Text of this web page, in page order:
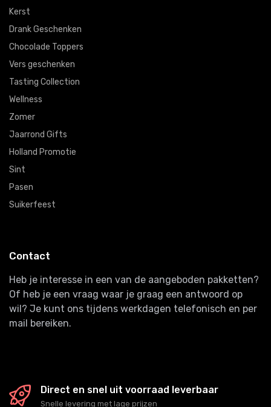
Kerst
Drank Geschenken
Chocolade Toppers
Vers geschenken
Tasting Collection
Wellness
Zomer
Jaarrond Gifts
Holland Promotie
Sint
Pasen
Suikerfeest
Contact
Heb je interesse in een van de aangeboden pakketten?
Of heb je een vraag waar je graag een antwoord op
wil? Je kunt ons tijdens werkdagen telefonisch en per
mail bereiken.
Direct en snel uit voorraad leverbaar
Snelle levering met lage prijzen